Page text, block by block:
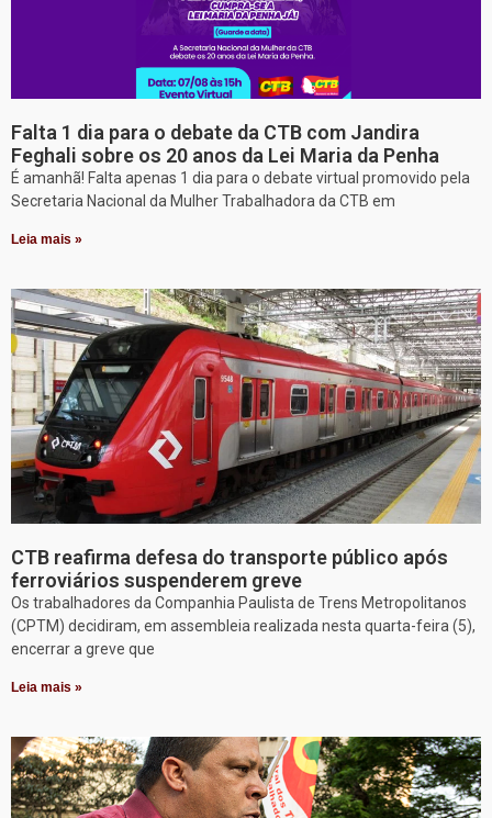
Falta 1 dia para o debate da CTB com Jandira
Feghali sobre os 20 anos da Lei Maria da Penha
É amanhã! Falta apenas 1 dia para o debate virtual promovido pela
Secretaria Nacional da Mulher Trabalhadora da CTB em
Leia mais »
CTB reafirma defesa do transporte público após
ferroviários suspenderem greve
Os trabalhadores da Companhia Paulista de Trens Metropolitanos
(CPTM) decidiram, em assembleia realizada nesta quarta-feira (5),
encerrar a greve que
Leia mais »